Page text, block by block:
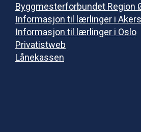
Byggmesterforbundet Region
Informasjon til lærlinger i
Informasjon til lærlinger i Oslo
Privatistweb
Lånekassen